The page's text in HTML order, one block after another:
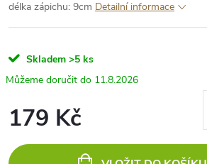
délka zápichu: 9cm Detailní informace
Skladem >5 ks
11.8.2026
179 Kč
cena: